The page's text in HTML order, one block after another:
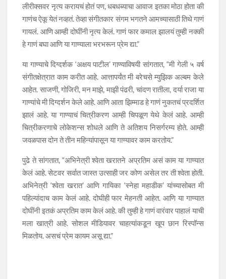
लीरीक्सवर नृत्य करायचं होतं पण, धबधब्याचा आवाज इतका मोठा होता की
गाणंच ऐकू येतं नव्हतं. तेव्हा संगीतकार संगम भगतने आमच्यासाठी तिथे गाणं
गायलं. आणि आम्ही दोघींनी नृत्य केलं. गाणं फार कमाल झालयं तुम्ही नक्की
हे गाणं बघा आणि या गाण्याला भरभरून प्रेम द्या.”
या गाण्याचे दिग्दर्शक ‘अक्षय पाटील’ गाण्याविषयी सांगतात, “मी गेली ५ वर्ष
संगीतक्षेत्रात काम करीत आहे. आत्तापर्यंत मी बरेचसे म्युझिक अल्बम केले
आहेत. साजणी, गोजिरी, मन माझे, माझी पंढरी, चांदण रातीला, दर्या राजा या
गाण्यांचे मी दिग्दर्शन केले आहे. आणि आता झिम्माड हे गाणं नुकतचं प्रदर्शित
झालं आहे. या गाण्याचं चित्रीकरण आम्ही चिपळूण येथे केलं आहे. आम्ही
चित्रीकरणाचे लोकेशन्स शोधले आणि ते अतिशय निसर्गरम्य होते. आम्ही
जवळपास दोन ते तीन महिन्यांपासून या गाण्यावर काम करतोय.”
पुढे ते सांगतात, “अभिनेत्री श्वेता खरातने अप्रतिम असं काम या गाण्यात
केलं आहे. सेटवर सर्वात जास्त उत्साही जर कोण असेल तर ती श्वेता होती.
अभिनेत्री ‘श्वेता खरात’ आणि गायिका ‘स्नेहा महाडीक’ यांच्यासोबत मी
पहिल्यांदाच काम केलं आहे. दोघीही फार मेहनती आहेत. आणि या गाण्यात
दोघींनी इतकं अप्रतिम काम केलं आहे. की तुम्ही हे गाणं वारंवार पाहालं याची
मला खात्री आहे. सोशल मीडियावर चाहत्यांकडून खूप छान रिस्पॉन्स
मिळतोय. असचं प्रेम कायम असू द्या‌.”